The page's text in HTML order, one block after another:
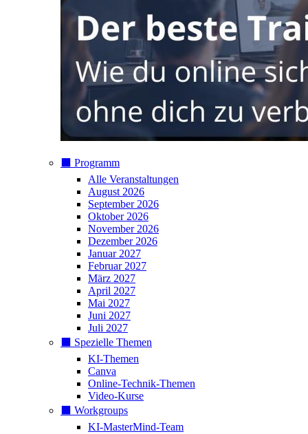
⬛️ Programm
Alle Veranstaltungen
August 2026
September 2026
Oktober 2026
November 2026
Dezember 2026
Januar 2027
Februar 2027
März 2027
April 2027
Mai 2027
Juni 2027
Juli 2027
⬛️ Spezielle Themen
KI-Themen
Canva
Online-Technik-Themen
Video-Kurse
⬛️ Workgroups
KI-MasterMind-Team